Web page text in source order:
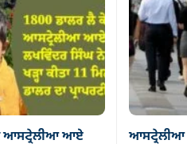
ਆਸਟ੍ਰੇਲੀਆ ਆਏ
ਆਸਟ੍ਰੇਲੀਆ